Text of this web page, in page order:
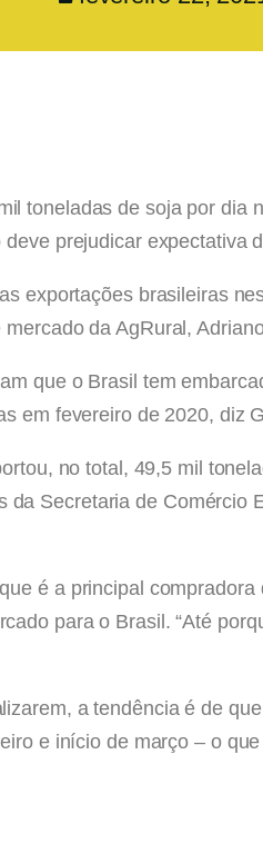
toneladas de soja por dia
prejudicar expectativa
exportações brasileiras
da AgRural,
que o Brasil tem
em fevereiro de 2020, diz
no total, 49,5 mil
Secretaria de Comércio
é a principal
para o Brasil. “Até
a tendência é de
e início de março – o